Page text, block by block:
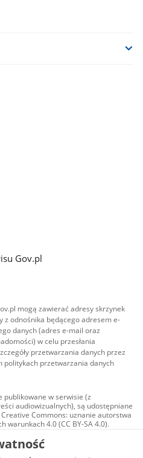
Gov.pl
mogą zawierać adresy skrzynek
z odnośnika będącego adresem e-
danych (adres e-mail oraz
w celu przesłania
przetwarzania danych przez
politykach przetwarzania danych
publikowane w serwisie (z
audiowizualnych), są udostępniane
Commons: uznanie autorstwa
warunkach 4.0 (CC BY-SA 4.0).
w tym zdjęcia, materiały
udostępniane na licencji typu
uznanie autorstwa użycie